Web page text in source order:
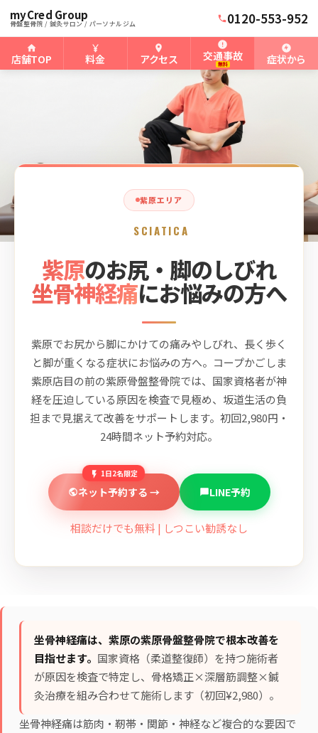
myCred Group
骨盤整骨院 / 鍼灸サロン / パーソナルジム 0120-553-952
店舗TOP 料金 アクセス 交通事故
無料 症状から
ホーム › 紫原骨盤整骨院
紫原エリア
SCIATICA
紫原のお尻・脚のしびれ
坐骨神経痛にお悩みの方へ
紫原でお尻から脚にかけての痛みやしびれ、長く歩く
と脚が重くなる症状にお悩みの方へ。コープかごしま
紫原店目の前の紫原骨盤整骨院では、国家資格者が神
経を圧迫している原因を検査で見極め、坂道生活の負
担まで見据えて改善をサポートします。初回2,980円・
24時間ネット予約対応。
1日2名限定
ネット予約する → LINE予約
相談だけでも無料 | しつこい勧誘なし
坐骨神経痛は、紫原の紫原骨盤整骨院で根本改善を
目指せます。 国家資格（柔道整復師）を持つ施術者
が原因を検査で特定し、 骨格矯正×深層筋調整×鍼
灸治療を組み合わせて施術します（初回¥2,980）。
坐骨神経痛は筋肉・靭帯・関節・神経など複合的な要因で